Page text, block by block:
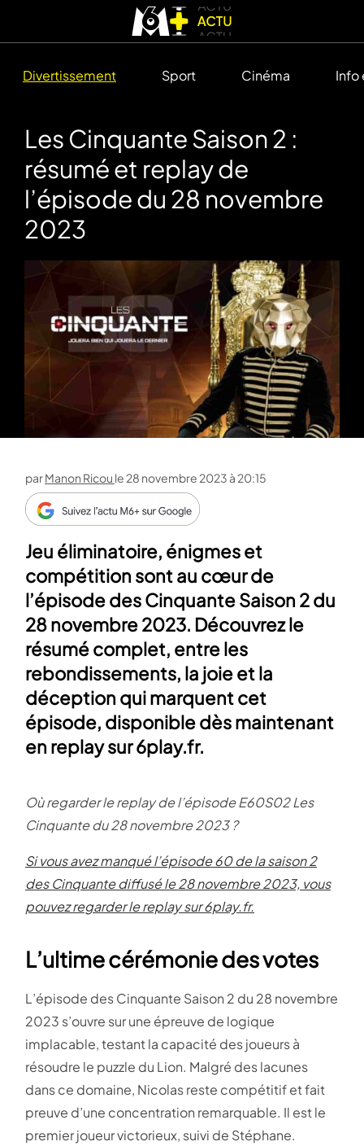
Divertissement Sport Cinéma Info
Les Cinquante Saison 2 :
résumé et replay de
l’épisode du 28 novembre
2023
parManon Ricou le 28 novembre 2023 à 20:15
Jeu éliminatoire, énigmes et
compétition sont au cœur de
l’épisode des Cinquante Saison 2 du
28 novembre 2023. Découvrez le
résumé complet, entre les
rebondissements, la joie et la
déception qui marquent cet
épisode, disponible dès maintenant
en replay sur 6play.fr.
Où regarder le replay de l’épisode E60S02 Les
Cinquante du 28 novembre 2023 ?
Si vous avez manqué l’épisode 60 de la saison 2
des Cinquante diffusé le 28 novembre 2023, vous
pouvez regarder le replay sur 6play.fr.
L’ultime cérémonie des votes
L’épisode des Cinquante Saison 2 du 28 novembre
2023 s’ouvre sur une épreuve de logique
implacable, testant la capacité des joueurs à
résoudre le puzzle du Lion. Malgré des lacunes
dans ce domaine, Nicolas reste compétitif et fait
preuve d’une concentration remarquable. Il est le
premier joueur victorieux, suivi de Stéphane.